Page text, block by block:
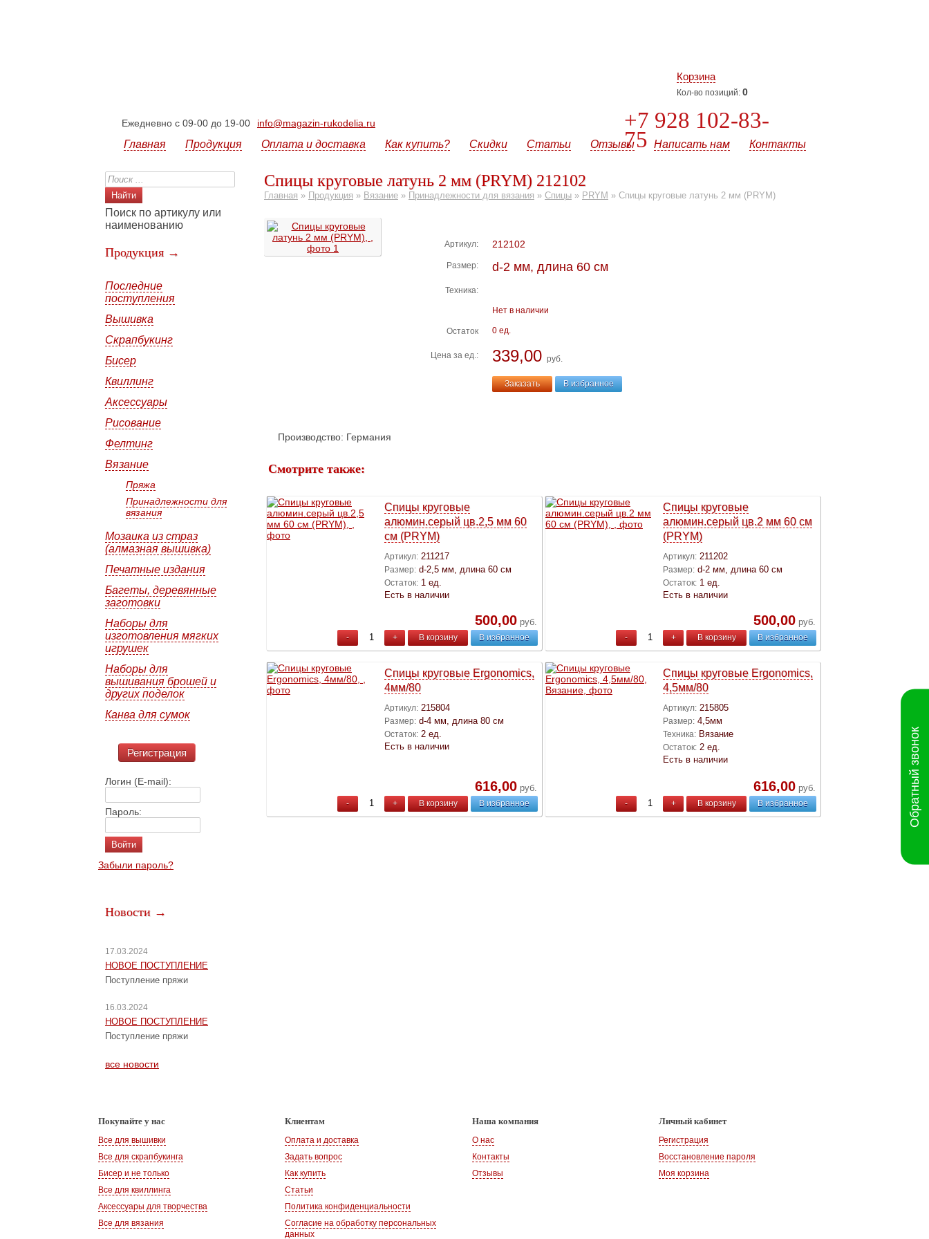
Корзина
Кол-во позиций: 0
+7 928 102-83-
75
Ежедневно с 09-00 до 19-00 info@magazin-rukodelia.ru
Главная Продукция Оплата и доставка Как купить? Скидки Статьи Отзывы Написать нам Контакты
Поиск по артикулу или
наименованию
Продукция →
Последние
поступления
Вышивка
Скрапбукинг
Бисер
Квиллинг
Аксессуары
Рисование
Фелтинг
Вязание
Пряжа
Принадлежности для
вязания
Мозаика из страз
(алмазная вышивка)
Печатные издания
Багеты, деревянные
заготовки
Наборы для
изготовления мягких
игрушек
Наборы для
вышивания брошей и
других поделок
Канва для сумок
Регистрация
Логин (E-mail):
Пароль:
Забыли пароль?
Новости →
17.03.2024
НОВОЕ ПОСТУПЛЕНИЕ
Поступление пряжи
16.03.2024
НОВОЕ ПОСТУПЛЕНИЕ
Поступление пряжи
все новости
Спицы круговые латунь 2 мм (PRYM) 212102
Главная » Продукция » Вязание » Принадлежности для вязания » Спицы » PRYM » Спицы круговые латунь 2 мм (PRYM)
Артикул: 212102
Размер: d-2 мм, длина 60 см
Техника:
Нет в наличии
Остаток 0 ед.
Цена за ед.: 339,00 руб.
Заказать В избранное
Производство: Германия
Смотрите также:
Спицы круговые
алюмин.серый цв.2,5 мм 60
см (PRYM)
Артикул: 211217
Размер: d-2,5 мм, длина 60 см
Остаток: 1 ед.
Есть в наличии
500,00 руб.
- + В корзину В избранное
Спицы круговые
алюмин.серый цв.2 мм 60 см
(PRYM)
Артикул: 211202
Размер: d-2 мм, длина 60 см
Остаток: 1 ед.
Есть в наличии
500,00 руб.
- + В корзину В избранное
Спицы круговые Ergonomics,
4мм/80
Артикул: 215804
Размер: d-4 мм, длина 80 см
Остаток: 2 ед.
Есть в наличии
616,00 руб.
- + В корзину В избранное
Спицы круговые Ergonomics,
4,5мм/80
Артикул: 215805
Размер: 4,5мм
Техника: Вязание
Остаток: 2 ед.
Есть в наличии
616,00 руб.
- + В корзину В избранное
Покупайте у нас
Все для вышивки
Все для скрапбукинга
Бисер и не только
Все для квиллинга
Аксессуары для творчества
Все для вязания
Клиентам
Оплата и доставка
Задать вопрос
Как купить
Статьи
Политика конфиденциальности
Согласие на обработку персональных
данных
Наша компания
О нас
Контакты
Отзывы
Личный кабинет
Регистрация
Восстановление пароля
Моя корзина
Обратный звонок